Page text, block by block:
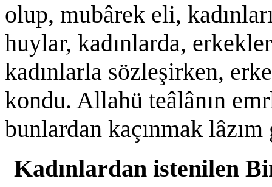
olup, mubârek eli,
huylar, kadınlarda,
kadınlarla sözleşirken,
kondu. Allahü teâlânın
bunlardan kaçınmak
Kadınlardan istenilen